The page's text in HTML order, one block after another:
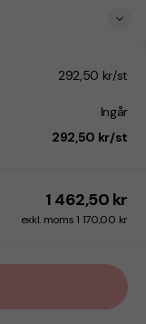
292,50 kr/st
Ingår
292,50 kr/st
1 462,50 kr
exkl. moms 1 170,00 kr